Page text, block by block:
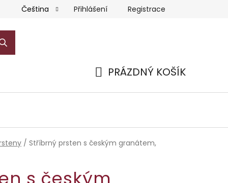
Čeština Přihlášení Registrace
PRÁZDNÝ KOŠÍK
/ Stříbrný prsten s českým granátem,